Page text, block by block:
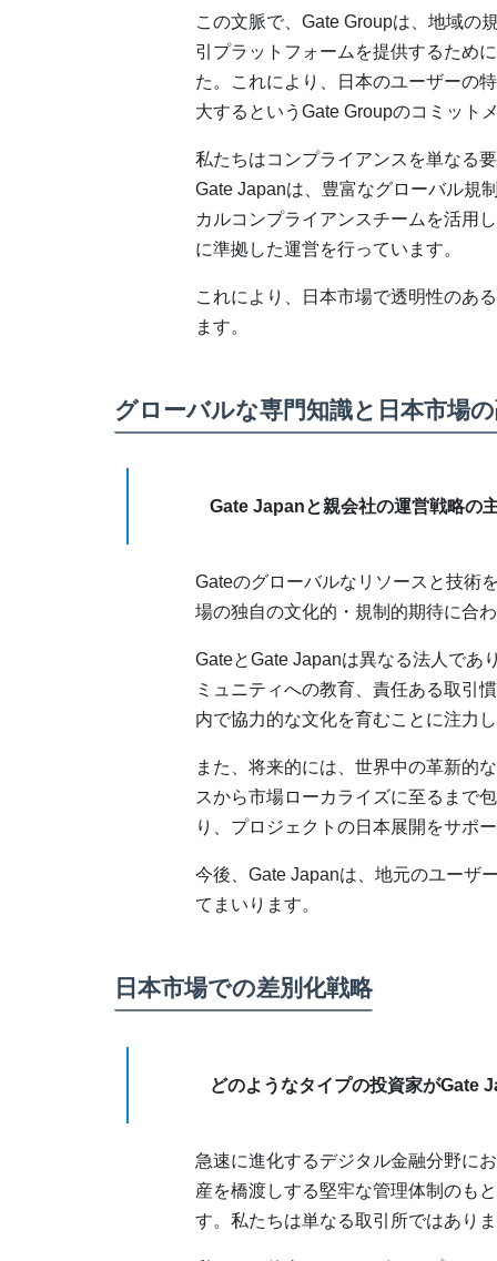
この文脈で、Gate Groupは、地域の
引プラットフォームを提供するため
た。これにより、日本のユーザーの
大するというGate Groupのコミット
私たちはコンプライアンスを単なる
Gate Japanは、豊富なグローバル規
カルコンプライアンスチームを活用
に準拠した運営を行っています。
これにより、日本市場で透明性のあ
ます。
グローバルな専門知識と日本市場
Gate Japanと親会社の運営戦略の
Gateのグローバルなリソースと技術
場の独自の文化的・規制的期待に合
GateとGate Japanは異なる法人であ
ミュニティへの教育、責任ある取引
内で協力的な文化を育むことに注力
また、将来的には、世界中の革新的
スから市場ローカライズに至るまで
り、プロジェクトの日本展開をサポ
今後、Gate Japanは、地元のユーザ
てまいります。
日本市場での差別化戦略
どのようなタイプの投資家がGate
急速に進化するデジタル金融分野に
産を橋渡しする堅牢な管理体制のも
す。私たちは単なる取引所ではあり